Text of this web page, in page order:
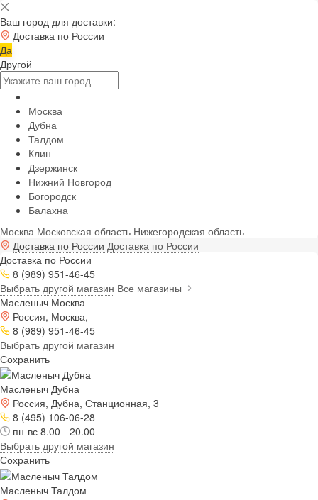
Ваш город для доставки:
Доставка по России
Да
Другой
Москва
Дубна
Талдом
Клин
Дзержинск
Нижний Новгород
Богородск
Балахна
Москва Московская область Нижегородская область
Доставка по России Доставка по России
Доставка по России
8 (989) 951-46-45
Выбрать другой магазин Все магазины
Масленыч Москва
Россия, Москва,
8 (989) 951-46-45
Выбрать другой магазин
Сохранить
Масленыч Дубна
Россия, Дубна, Станционная, 3
8 (495) 106-06-28
пн-вс 8.00 - 20.00
Выбрать другой магазин
Сохранить
Масленыч Талдом